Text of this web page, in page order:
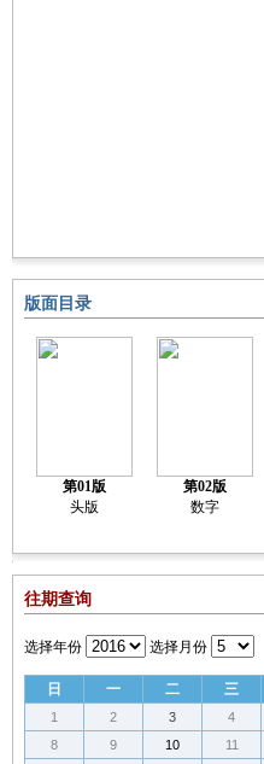
版面目录
第01版
头版
第02版
数字
往期查询
选择年份 选择月份
日 一 二 三
1 2 3 4
8
9 10 11